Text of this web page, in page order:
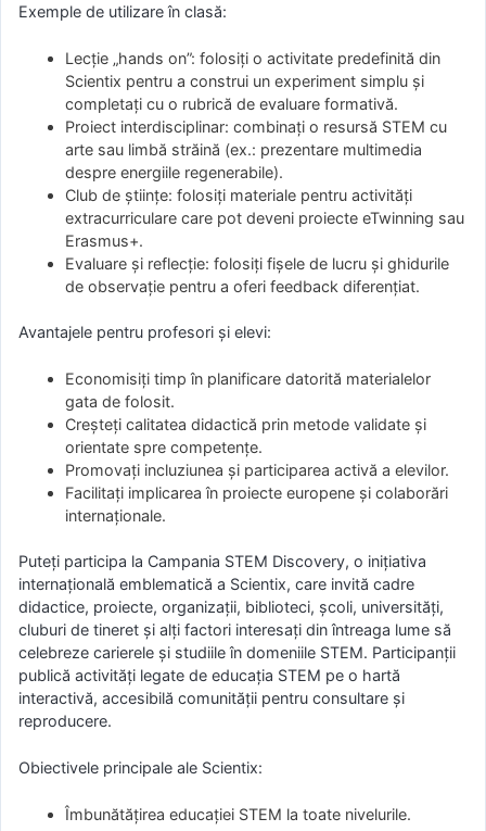
Exemple de utilizare în clasă:
Lecție „hands on”: folosiți o activitate predefinită din
Scientix pentru a construi un experiment simplu și
completați cu o rubrică de evaluare formativă.
Proiect interdisciplinar: combinați o resursă STEM cu
arte sau limbă străină (ex.: prezentare multimedia
despre energiile regenerabile).
Club de științe: folosiți materiale pentru activități
extracurriculare care pot deveni proiecte eTwinning sau
Erasmus+.
Evaluare și reflecție: folosiți fișele de lucru și ghidurile
de observație pentru a oferi feedback diferențiat.
Avantajele pentru profesori și elevi:
Economisiți timp în planificare datorită materialelor
gata de folosit.
Creșteți calitatea didactică prin metode validate şi
orientate spre competențe.
Promovați incluziunea și participarea activă a elevilor.
Facilitați implicarea în proiecte europene și colaborări
internaționale.
Puteți participa la Campania STEM Discovery, o inițiativa
internațională emblematică a Scientix, care invită cadre
didactice, proiecte, organizații, biblioteci, școli, universități,
cluburi de tineret și alți factori interesați din întreaga lume să
celebreze carierele și studiile în domeniile STEM. Participanții
publică activități legate de educația STEM pe o hartă
interactivă, accesibilă comunității pentru consultare și
reproducere.
Obiectivele principale ale Scientix:
Îmbunătățirea educației STEM la toate nivelurile.